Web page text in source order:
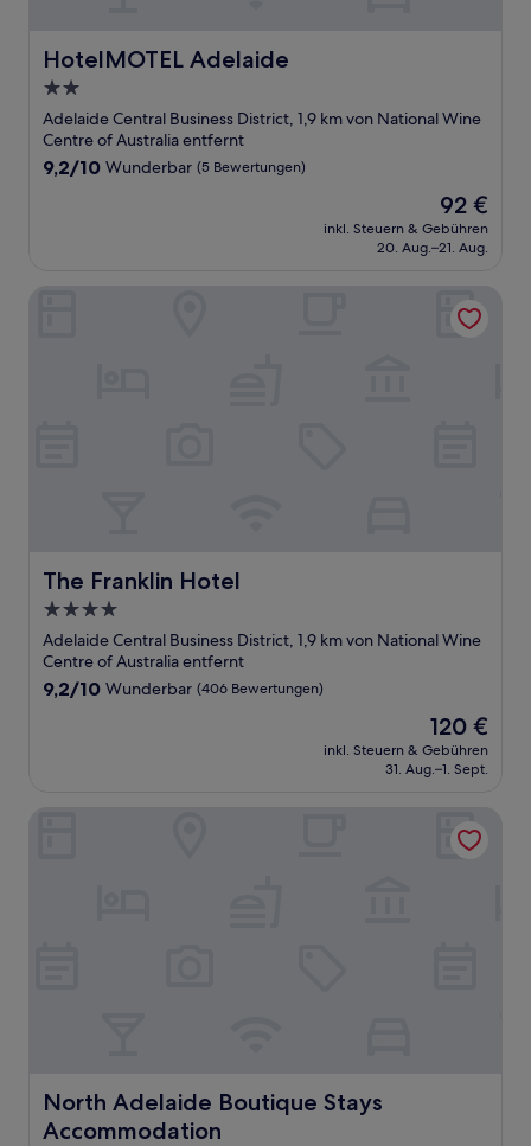
HotelMOTEL Adelaide
HotelMOTEL Adelaide
2.0-
Sterne-
Unterkunft
Adelaide Central Business District, 1,9 km von National Wine
Centre of Australia entfernt
9.2
9,2/10 Wunderbar (5 Bewertungen)
Der
Preis
beträgt
92 €
inkl. Steuern & Gebühren
20. Aug.–21. Aug.
The Franklin Hotel
The Franklin Hotel
4.0-
Sterne-
Unterkunft
Adelaide Central Business District, 1,9 km von National Wine
Centre of Australia entfernt
9.2
9,2/10 Wunderbar (406 Bewertungen)
Der
Preis
beträgt
120 €
inkl. Steuern & Gebühren
31. Aug.–1. Sept.
North Adelaide Boutique Stays
Accommodation
North Adelaide Boutique Stays Accommodation